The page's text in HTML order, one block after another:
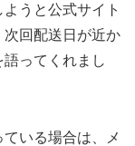
うと公式サイト
回配送日が近か
ってくれまし
いる場合は、メ